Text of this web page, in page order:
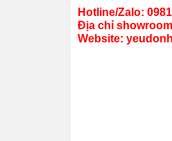
Hotline/Zalo:
Địa chỉ
Website: